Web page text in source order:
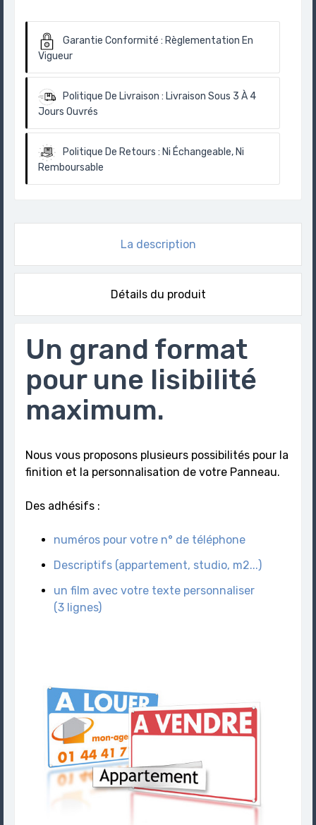
Garantie Conformité : Règlementation En
Vigueur
Politique De Livraison : Livraison Sous 3 À 4
Jours Ouvrés
Politique De Retours : Ni Échangeable, Ni
Remboursable
La description
Détails du produit
Un grand format
pour une lisibilité
maximum.
Nous vous proposons plusieurs possibilités pour la
finition et la personnalisation de votre Panneau.
Des adhésifs :
numéros pour votre n° de téléphone
Descriptifs (appartement, studio, m2...)
un film avec votre texte personnaliser
(3 lignes)